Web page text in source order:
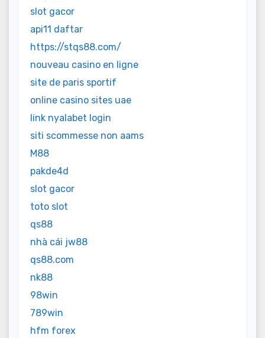
slot gacor
api11 daftar
https://stqs88.com/
nouveau casino en ligne
site de paris sportif
online casino sites uae
link nyalabet login
siti scommesse non aams
M88
pakde4d
slot gacor
toto slot
qs88
nhà cái jw88
qs88.com
nk88
98win
789win
hfm forex